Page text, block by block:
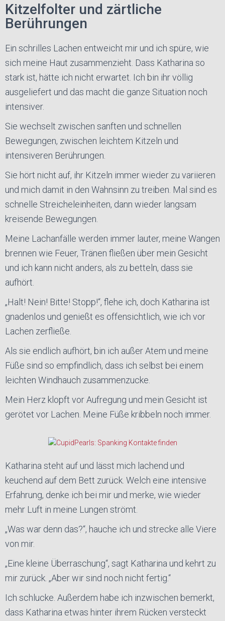
Kitzelfolter und zärtliche
Berührungen
Ein schrilles Lachen entweicht mir und ich spüre, wie
sich meine Haut zusammenzieht. Dass Katharina so
stark ist, hätte ich nicht erwartet. Ich bin ihr völlig
ausgeliefert und das macht die ganze Situation noch
intensiver.
Sie wechselt zwischen sanften und schnellen
Bewegungen, zwischen leichtem Kitzeln und
intensiveren Berührungen.
Sie hört nicht auf, ihr Kitzeln immer wieder zu variieren
und mich damit in den Wahnsinn zu treiben. Mal sind es
schnelle Streicheleinheiten, dann wieder langsam
kreisende Bewegungen.
Meine Lachanfälle werden immer lauter, meine Wangen
brennen wie Feuer, Tränen fließen über mein Gesicht
und ich kann nicht anders, als zu betteln, dass sie
aufhört.
„Halt! Nein! Bitte! Stopp!“, flehe ich, doch Katharina ist
gnadenlos und genießt es offensichtlich, wie ich vor
Lachen zerfließe.
Als sie endlich aufhört, bin ich außer Atem und meine
Füße sind so empfindlich, dass ich selbst bei einem
leichten Windhauch zusammenzucke.
Mein Herz klopft vor Aufregung und mein Gesicht ist
gerötet vor Lachen. Meine Füße kribbeln noch immer.
Katharina steht auf und lässt mich lachend und
keuchend auf dem Bett zurück. Welch eine intensive
Erfahrung, denke ich bei mir und merke, wie wieder
mehr Luft in meine Lungen strömt.
„Was war denn das?“, hauche ich und strecke alle Viere
von mir.
„Eine kleine Überraschung“, sagt Katharina und kehrt zu
mir zurück. „Aber wir sind noch nicht fertig.“
Ich schlucke. Außerdem habe ich inzwischen bemerkt,
dass Katharina etwas hinter ihrem Rücken versteckt